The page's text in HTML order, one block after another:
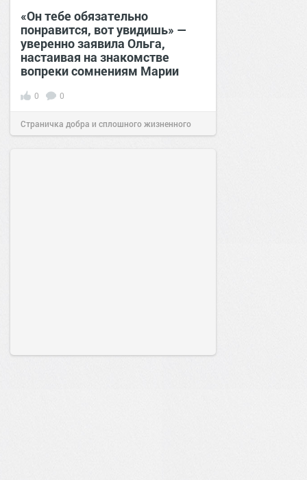
«Он тебе обязательно
понравится, вот увидишь» —
уверенно заявила Ольга,
настаивая на знакомстве
вопреки сомнениям Марии
0 0
Страничка добра и сплошного жизненного